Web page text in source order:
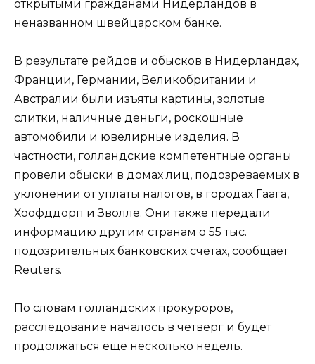
открытыми гражданами Нидерландов в
неназванном швейцарском банке.
В результате рейдов и обысков в Нидерландах,
Франции, Германии, Великобритании и
Австралии были изъяты картины, золотые
слитки, наличные деньги, роскошные
автомобили и ювелирные изделия. В
частности, голландские компетентные органы
провели обыски в домах лиц, подозреваемых в
уклонении от уплаты налогов, в городах Гаага,
Хоофддорп и Зволле. Они также передали
информацию другим странам о 55 тыс.
подозрительных банковских счетах, сообщает
Reuters.
По словам голландских прокуроров,
расследование началось в четверг и будет
продолжаться еще несколько недель.